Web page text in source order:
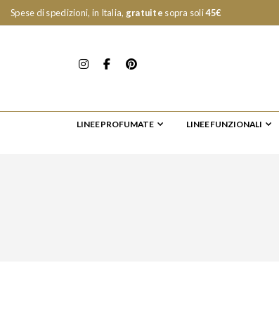
Spese di spedizioni, in Italia, gratuite sopra soli45€
LINEE PROFUMATE LINEE FUNZIONALI